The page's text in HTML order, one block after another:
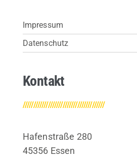
Impressum
Datenschutz
Kontakt
///////////////////////////////////////
Hafenstraße 280
45356 Essen